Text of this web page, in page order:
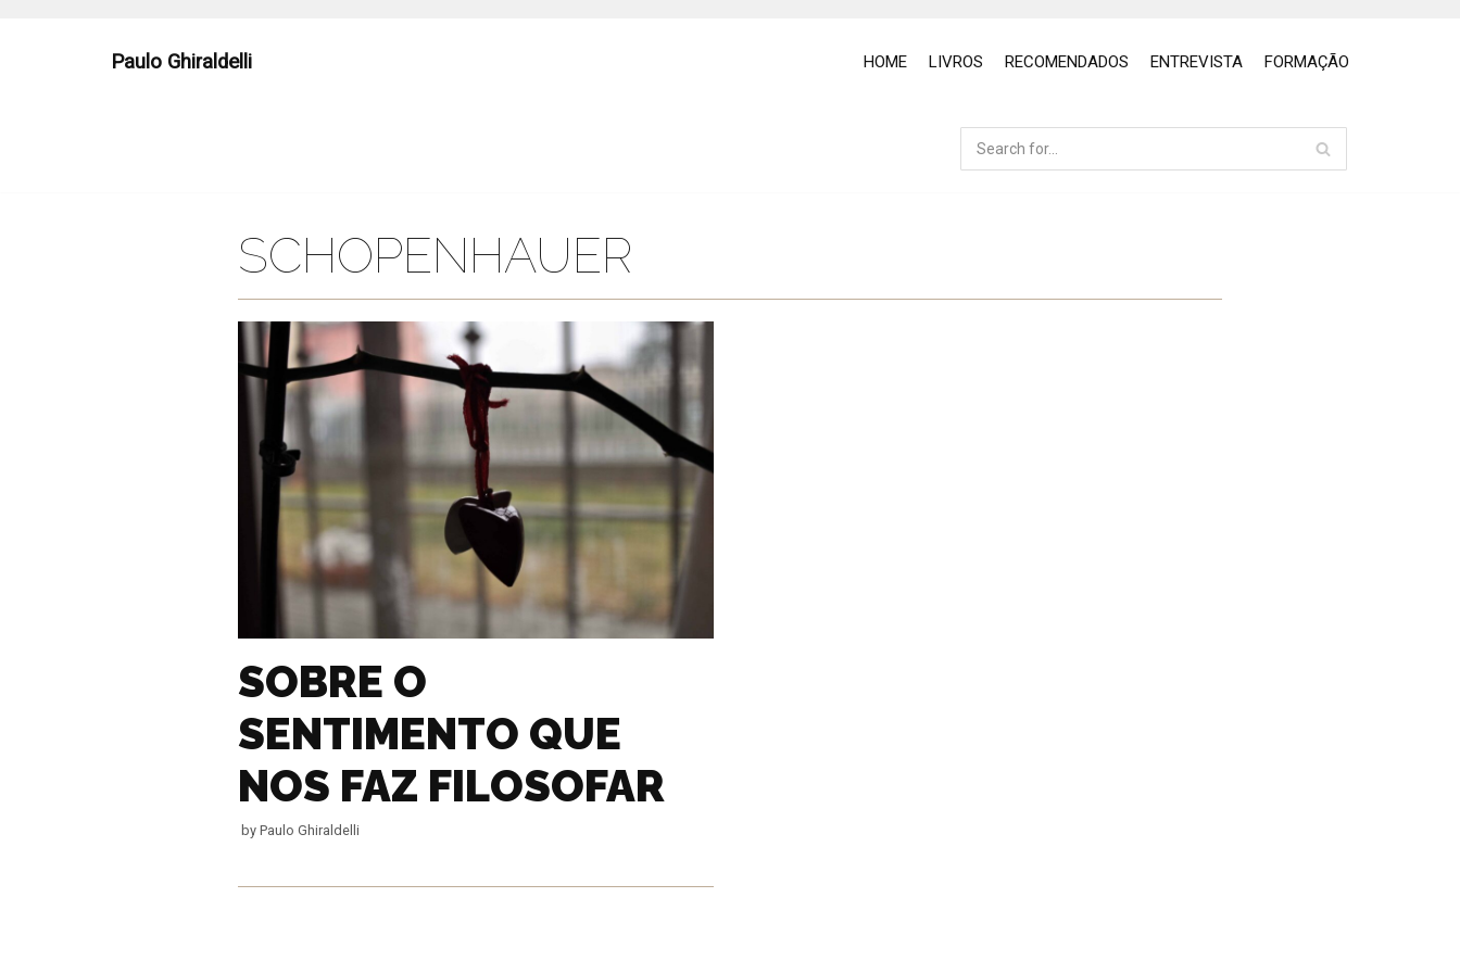
Paulo Ghiraldelli HOME LIVROS RECOMENDADOS ENTREVISTA FORMAÇÃO
SCHOPENHAUER
SOBRE O
SENTIMENTO QUE
NOS FAZ FILOSOFAR
by Paulo Ghiraldelli